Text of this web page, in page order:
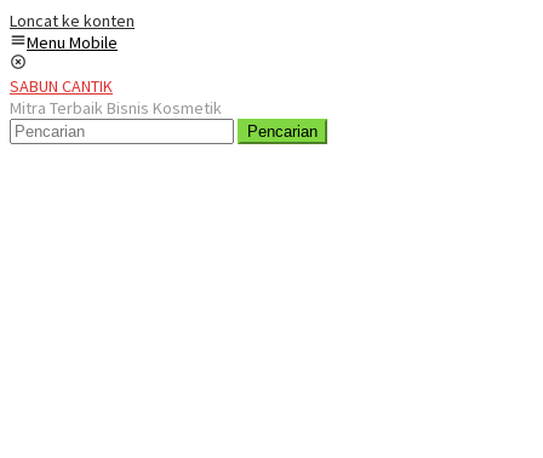
Loncat ke konten
Menu Mobile
SABUN CANTIK
Mitra Terbaik Bisnis Kosmetik
Pencarian